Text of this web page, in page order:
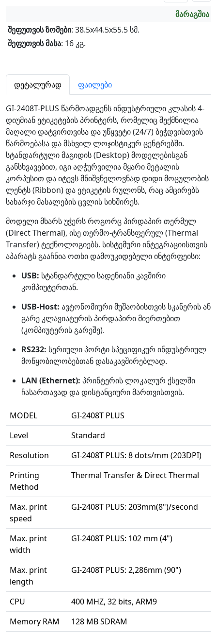
მარაგშია
შეფუთვის ზომები: 38.5x44.5x55.5 სმ.
შეფუთვის მასა: 16 კგ.
დეტალურად ფაილები
GI-2408T-PLUS წარმოადგენს ინდუსტრიული კლასის 4-
დიუმიან ეტიკეტების პრინტერს, რომელიც შექმნილია
მაღალი დატვირთვისა და უწყვეტი (24/7) ბეჭდვისთვის
წარმოებასა და მსხვილ ლოჯისტიკურ ცენტრებში.
სტანდარტული მაგიდის (Desktop) მოდელებისგან
განსხვავებით, იგი აღჭურვილია მყარი მეტალის
კორპუსით და იტევს მნიშვნელოვნად დიდი მოცულობის
ლენტს (Ribbon) და ეტიკეტის რულონს, რაც ამცირებს
სახარჯი მასალების ცვლის სიხშირეს.
მოდელი მხარს უჭერს როგორც პირდაპირ თერმულ
(Direct Thermal), ისე თერმო-ტრანსფერულ (Thermal
Transfer) ტექნოლოგიებს. სისტემური ინტეგრაციისთვის
აპარატს გააჩნია ოთხი დამოუკიდებელი ინტერფეისი:
USB: სტანდარტული სადენიანი კავშირი
კომპიუტერთან.
USB-Host: ავტონომიური მუშაობისთვის სკანერის ან
გარე კლავიატურის პირდაპირი მიერთებით
(კომპიუტერის გარეშე).
RS232: სერიული პორტი სპეციფიკურ ინდუსტრიულ
მოწყობილობებთან დასაკავშირებლად.
LAN (Ethernet): პრინტერის ლოკალურ ქსელში
ჩასართავად და დისტანციური მართვისთვის.
MODEL
GI-2408T PLUS
Level
Standard
Resolution
GI-2408T PLUS: 8 dots/mm (203DPI)
Printing
Method
Thermal Transfer & Direct Thermal
Max. print
speed
GI-2408T PLUS: 203mm(8")/second
Max. print
width
GI-2408T PLUS: 102 mm (4")
Max. print
length
GI-2408T PLUS: 2,286mm (90")
CPU
400 MHZ, 32 bits, ARM9
Memory RAM
128 MB SDRAM